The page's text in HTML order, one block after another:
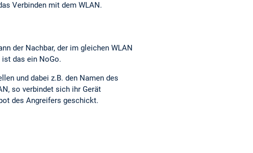
Verbinden mit dem WLAN.
der Nachbar, der im gleichen WLAN
das ein NoGo.
und dabei z.B. den Namen des
so verbindet sich ihr Gerät
des Angreifers geschickt.